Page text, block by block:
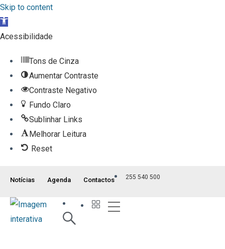
Skip to content
Open toolbar
Acessibilidade
Tons de Cinza
Aumentar Contraste
Contraste Negativo
Fundo Claro
Sublinhar Links
Melhorar Leitura
Reset
Notícias Agenda Contactos 255 540 500